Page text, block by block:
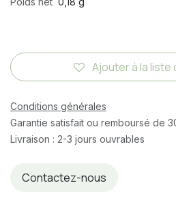
Ajouter à la liste
Conditions générales
Garantie satisfait ou remboursé de
Livraison : 2-3 jours ouvrables
Contactez-nous